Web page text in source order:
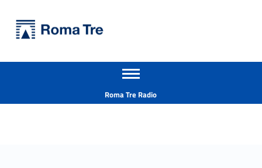
Prof.ssa CLAUDIA ADDUCE - Università Roma Tre
Apri il menu secondario
Roma Tre Radio